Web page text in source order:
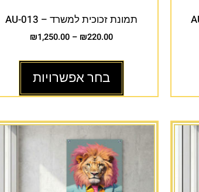
תמונת זכוכית למשרד – AU-013
₪220.00
–
₪1,250.00
בחר אפשרויות